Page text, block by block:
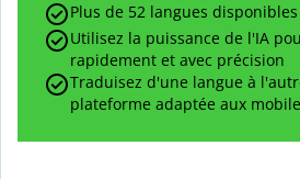
Plus de 52 langues disponibles
Utilisez la puissance de l'IA
rapidement et avec précision
Traduisez d'une langue à
plateforme adaptée aux